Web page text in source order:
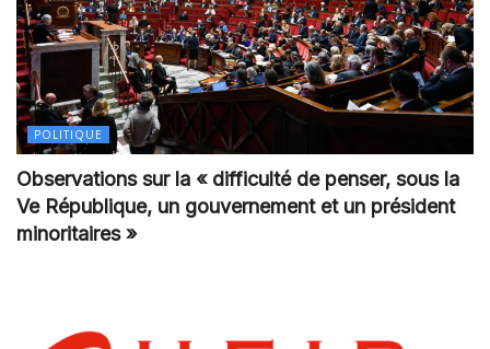
POLITIQUE
Observations sur la « difficulté de penser, sous la
Ve République, un gouvernement et un président
minoritaires »